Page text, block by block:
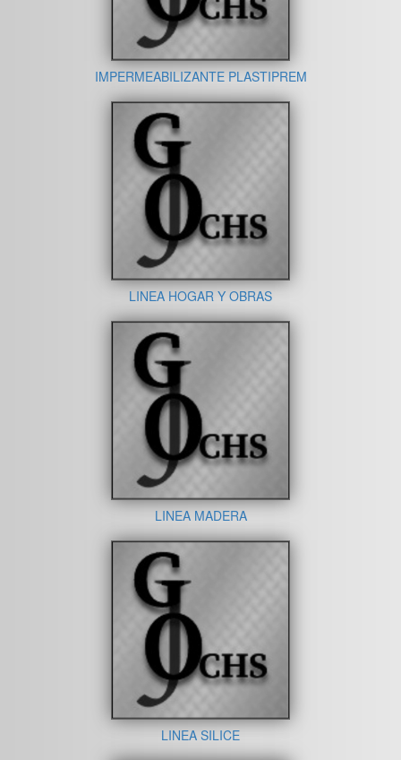
IMPERMEABILIZANTE PLASTIPREM
LINEA HOGAR Y OBRAS
LINEA MADERA
LINEA SILICE